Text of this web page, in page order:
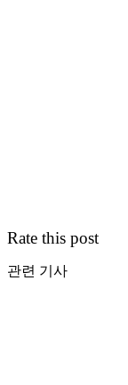
Rate this post
관련 기사